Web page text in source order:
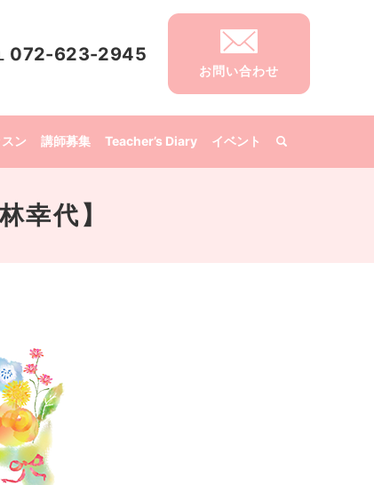
ン 講師募集 Teacher’s Diary イベント
072-623-2945
お問い合わせ
幸代】